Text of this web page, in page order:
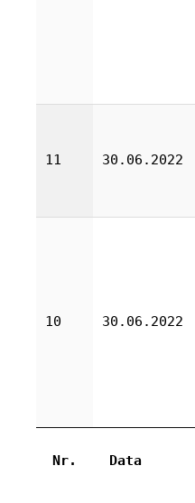
11 30.06.2022
10 30.06.2022
Nr. Data